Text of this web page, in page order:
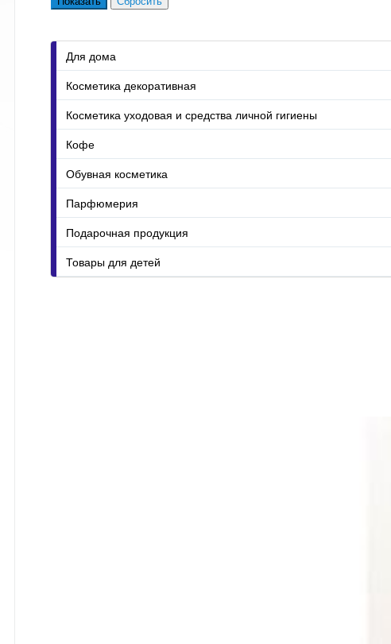
Для дома
Косметика декоративная
Косметика уходовая и средства личной гигиены
Кофе
Обувная косметика
Парфюмерия
Подарочная продукция
Товары для детей